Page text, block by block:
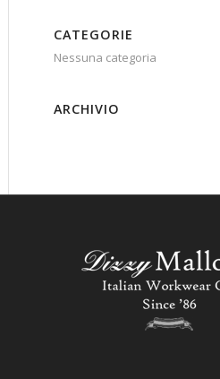
CATEGORIE
Nessuna categoria
ARCHIVIO